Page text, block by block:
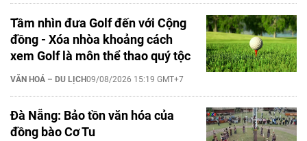
Tầm nhìn đưa Golf đến với Cộng
đồng - Xóa nhòa khoảng cách
xem Golf là môn thể thao quý tộc
VĂN HOÁ – DU LỊCH09/08/2026 15:19 GMT+7
Đà Nẵng: Bảo tồn văn hóa của
đồng bào Cơ Tu